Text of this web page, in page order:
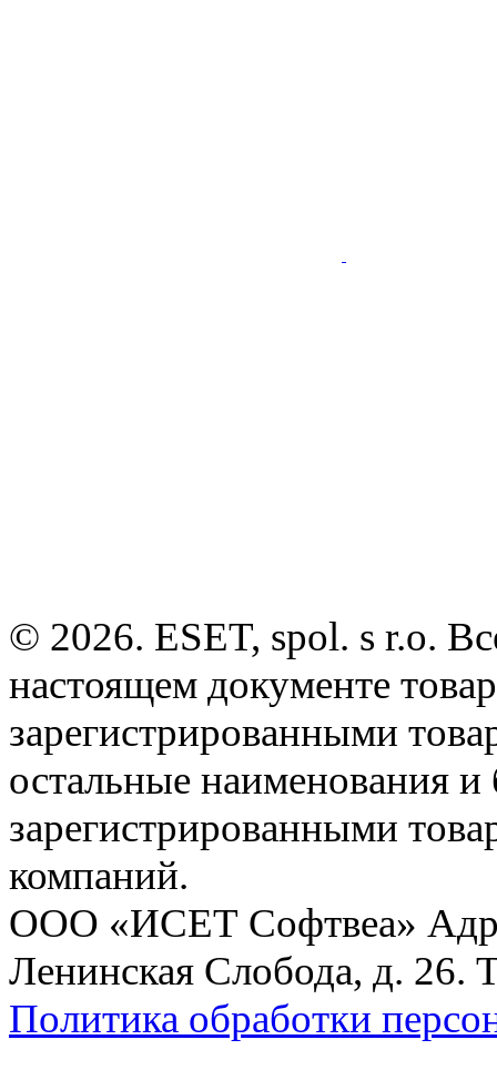
© 2026. ESET, spol. s r.o.
настоящем документе
зарегистрированными
остальные наименования
зарегистрированными
компаний.
ООО «ИСЕТ Софтвеа»
Ленинская Слобода, д. 26.
Политика обработки